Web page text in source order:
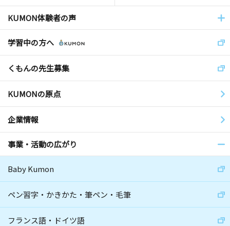
KUMON体験者の声
学習中の方へ
くもんの先生募集
KUMONの原点
企業情報
事業・活動の広がり
Baby Kumon
ペン習字・かきかた・筆ペン・毛筆
フランス語・ドイツ語